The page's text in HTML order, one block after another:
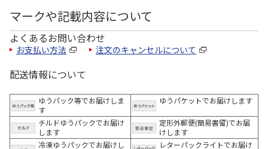
マークや記載内容について
よくあるお問い合わせ
お支払い方法 注文のキャンセルについて
配送情報について
ゆうパック等でお届けしま
す
ゆうパケットでお届けします
チルドゆうパックでお届け
します
定形外郵便(簡易書留)でお届
けします
冷凍ゆうパックでお届けし
レターパックライトでお届け